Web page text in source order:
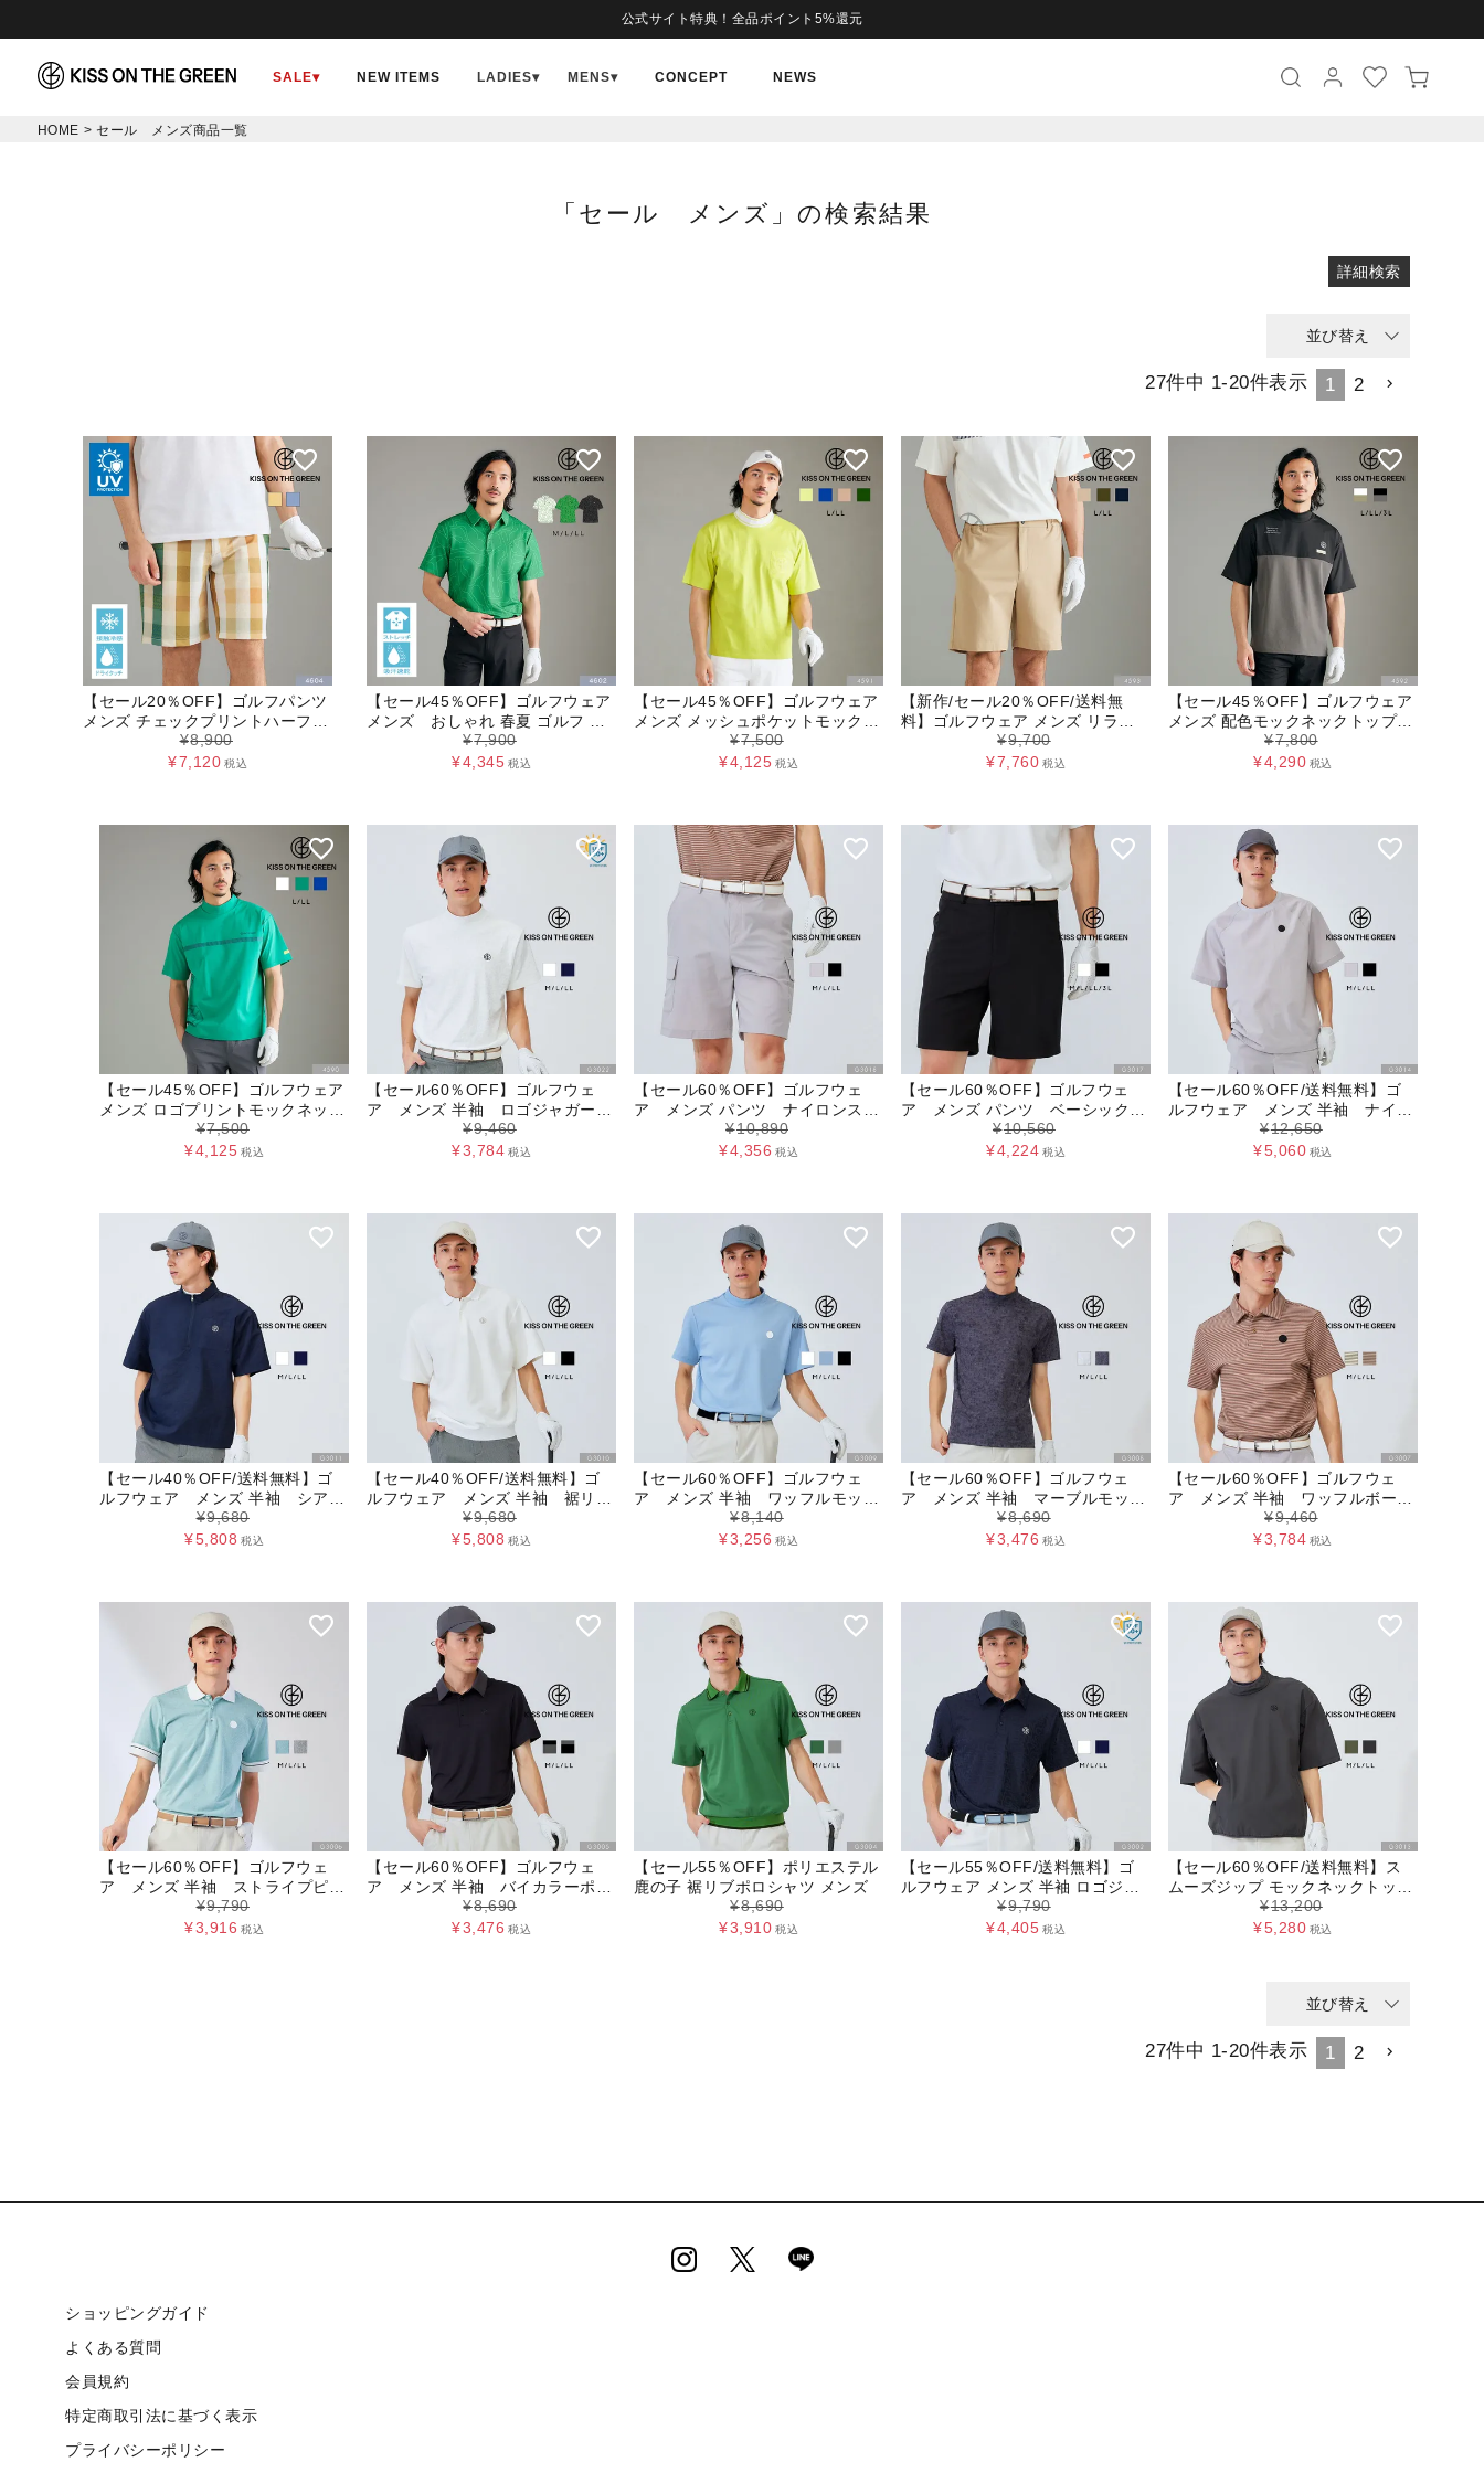
公式サイト特典！全品ポイント5%還元
SALE▾ NEW ITEMS LADIES▾ MENS▾ CONCEPT NEWS
HOME セール メンズ商品一覧
「セール メンズ」の検索結果
詳細検索
〜
商品番号/JANコード
検索
並び替え
27件中 1-20件表示 1 2
【セール20％OFF】ゴルフパンツ
メンズ チェックプリントハーフパ
ンツ 春夏 ドライタッチ 接触冷感
¥8,900
¥7,120 税込
【セール45％OFF】ゴルフウェア
メンズ おしゃれ 春夏 ゴルフ ポ
ロシャツ 半袖 コースプリントポ
¥7,900
¥4,345 税込
【セール45％OFF】ゴルフウェア
メンズ メッシュポケットモックネ
ックトップス トップス ストレッ
チ 伸縮性 ゴルフ ウェア L LL サ
¥7,500
¥4,125 税込
【新作/セール20％OFF/送料無
料】ゴルフウェア メンズ リラッ
クスハーフパンツ ボトムス スト
レッチ 伸縮性 ゴルフ ウェア L LL
¥9,700
¥7,760 税込
【セール45％OFF】ゴルフウェア
メンズ 配色モックネックトップス
トップス ストレッチ 伸縮性 ゴル
フ ウェア L LL 3L サンドベージュ
¥7,800
¥4,290 税込
【セール45％OFF】ゴルフウェア
メンズ ロゴプリントモックネック
トップス トップス ストレッチ 伸
縮性 ゴルフ ウェア M L LL サンド
¥7,500
¥4,125 税込
【セール60％OFF】ゴルフウェ
ア メンズ 半袖 ロゴジャガード
モックネックトップス
¥9,460
¥3,784 税込
【セール60％OFF】ゴルフウェ
ア メンズ パンツ ナイロンスト
レッチカーゴハーフパンツ
¥10,890
¥4,356 税込
【セール60％OFF】ゴルフウェ
ア メンズ パンツ ベーシックハ
¥10,560
¥4,224 税込
【セール60％OFF/送料無料】ゴ
ルフウェア メンズ 半袖 ナイロ
ンストレッチスピンドルプルオー
¥12,650
¥5,060 税込
【セール40％OFF/送料無料】ゴ
ルフウェア メンズ 半袖 シアサ
ッカーハーフジップトップス
¥9,680
¥5,808 税込
【セール40％OFF/送料無料】ゴ
ルフウェア メンズ 半袖 裾リブ
ピケポロシャツ
¥9,680
¥5,808 税込
【セール60％OFF】ゴルフウェ
ア メンズ 半袖 ワッフルモック
ネックトップス
¥8,140
¥3,256 税込
【セール60％OFF】ゴルフウェ
ア メンズ 半袖 マーブルモック
ネックトップス
¥8,690
¥3,476 税込
【セール60％OFF】ゴルフウェ
ア メンズ 半袖 ワッフルボーダ
¥9,460
¥3,784 税込
【セール60％OFF】ゴルフウェ
ア メンズ 半袖 ストライプピケ
¥9,790
¥3,916 税込
【セール60％OFF】ゴルフウェ
ア メンズ 半袖 バイカラーポロ
¥8,690
¥3,476 税込
【セール55％OFF】ポリエステル
鹿の子 裾リブポロシャツ メンズ
¥8,690
¥3,910 税込
【セール55％OFF/送料無料】ゴ
ルフウェア メンズ 半袖 ロゴジャ
ガードポロシャツ
¥9,790
¥4,405 税込
【セール60％OFF/送料無料】ス
ムーズジップ モックネックトップ
¥13,200
¥5,280 税込
並び替え
27件中 1-20件表示 1 2
ショッピングガイド
よくある質問
会員規約
特定商取引法に基づく表示
プライバシーポリシー